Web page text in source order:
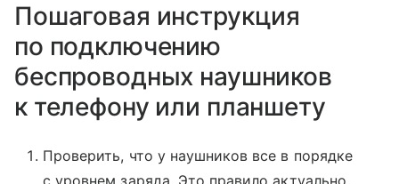
Пошаговая инструкция
по подключению
беспроводных наушников
к телефону или планшету
Проверить, что у наушников все в порядке
с уровнем заряда. Это правило актуально,